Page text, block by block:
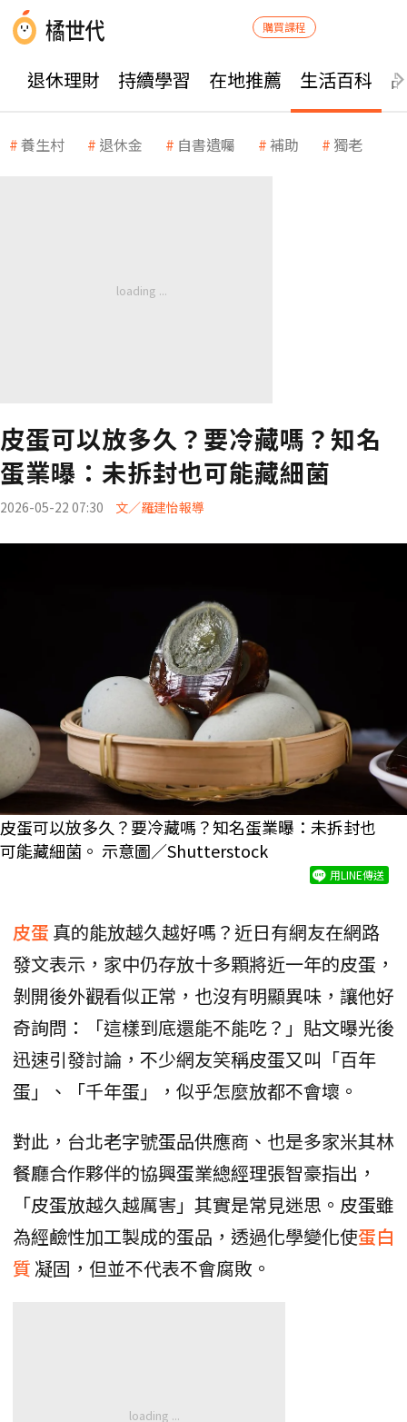
購買課程
退休理財 持續學習 在地推薦 生活百科
養生村 退休金 自書遺囑 補助 獨老
皮蛋可以放多久？要冷藏嗎？知名
蛋業曝：未拆封也可能藏細菌
2026-05-22 07:30 文／羅建怡報導
皮蛋可以放多久？要冷藏嗎？知名蛋業曝：未拆封也
可能藏細菌。 示意圖／Shutterstock
用LINE傳送
皮蛋 真的能放越久越好嗎？近日有網友在網路
發文表示，家中仍存放十多顆將近一年的皮蛋，
剝開後外觀看似正常，也沒有明顯異味，讓他好
奇詢問：「這樣到底還能不能吃？」貼文曝光後
迅速引發討論，不少網友笑稱皮蛋又叫「百年
蛋」、「千年蛋」，似乎怎麼放都不會壞。
對此，台北老字號蛋品供應商、也是多家米其林
餐廳合作夥伴的協興蛋業總經理張智豪指出，
「皮蛋放越久越厲害」其實是常見迷思。皮蛋雖
為經鹼性加工製成的蛋品，透過化學變化使蛋白
質 凝固，但並不代表不會腐敗。